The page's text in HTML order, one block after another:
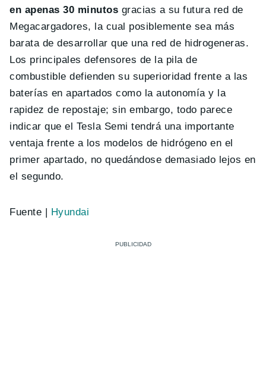
en apenas 30 minutos gracias a su futura red de
Megacargadores, la cual posiblemente sea más
barata de desarrollar que una red de hidrogeneras.
Los principales defensores de la pila de
combustible defienden su superioridad frente a las
baterías en apartados como la autonomía y la
rapidez de repostaje; sin embargo, todo parece
indicar que el Tesla Semi tendrá una importante
ventaja frente a los modelos de hidrógeno en el
primer apartado, no quedándose demasiado lejos en
el segundo.
Fuente | Hyundai